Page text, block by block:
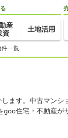
産
資
土地活用
件一覧
ます。中古マンシ
住宅・不動産が